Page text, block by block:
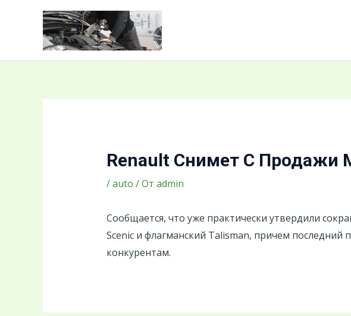
содержимому
Renault Снимет С Продажи
/auto / От admin
Сообщается, что уже практически утвердили
Scenic и флагманский Talisman, причем последний
конкурентам.
Навигация
по
записям